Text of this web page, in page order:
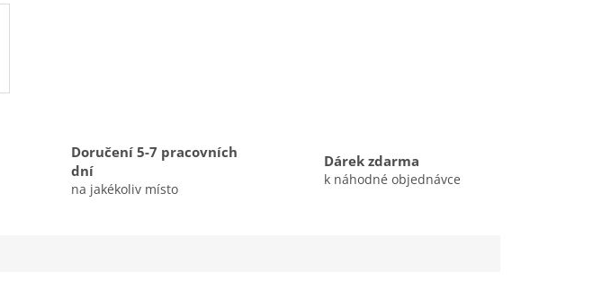
Doručení 5-7 pracovních
dní
na jakékoliv místo
Dárek zdarma
k náhodné objednávce